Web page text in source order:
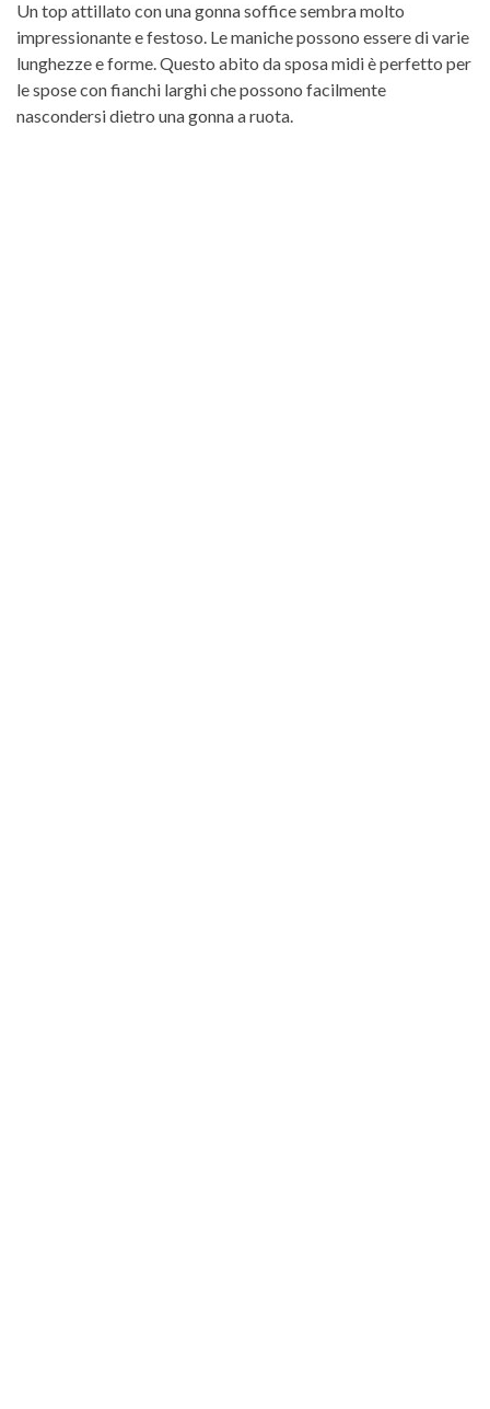
Un top attillato con una gonna soffice sembra molto
impressionante e festoso. Le maniche possono essere di varie
lunghezze e forme. Questo abito da sposa midi è perfetto per
le spose con fianchi larghi che possono facilmente
nascondersi dietro una gonna a ruota.